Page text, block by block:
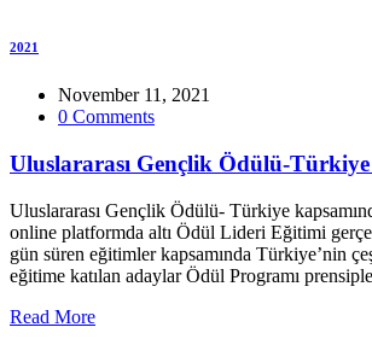
2021
November 11, 2021
0 Comments
Uluslararası Gençlik Ödülü-
Uluslararası Gençlik Ödülü- Türkiye
online platformda altı Ödül Lideri Eğitimi
gün süren eğitimler kapsamında Türkiye’nin
eğitime katılan adaylar Ödül Programı
Read More